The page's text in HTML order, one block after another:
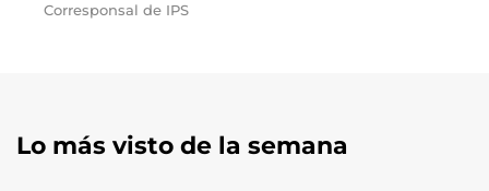
Corresponsal de IPS
Lo más visto de la semana